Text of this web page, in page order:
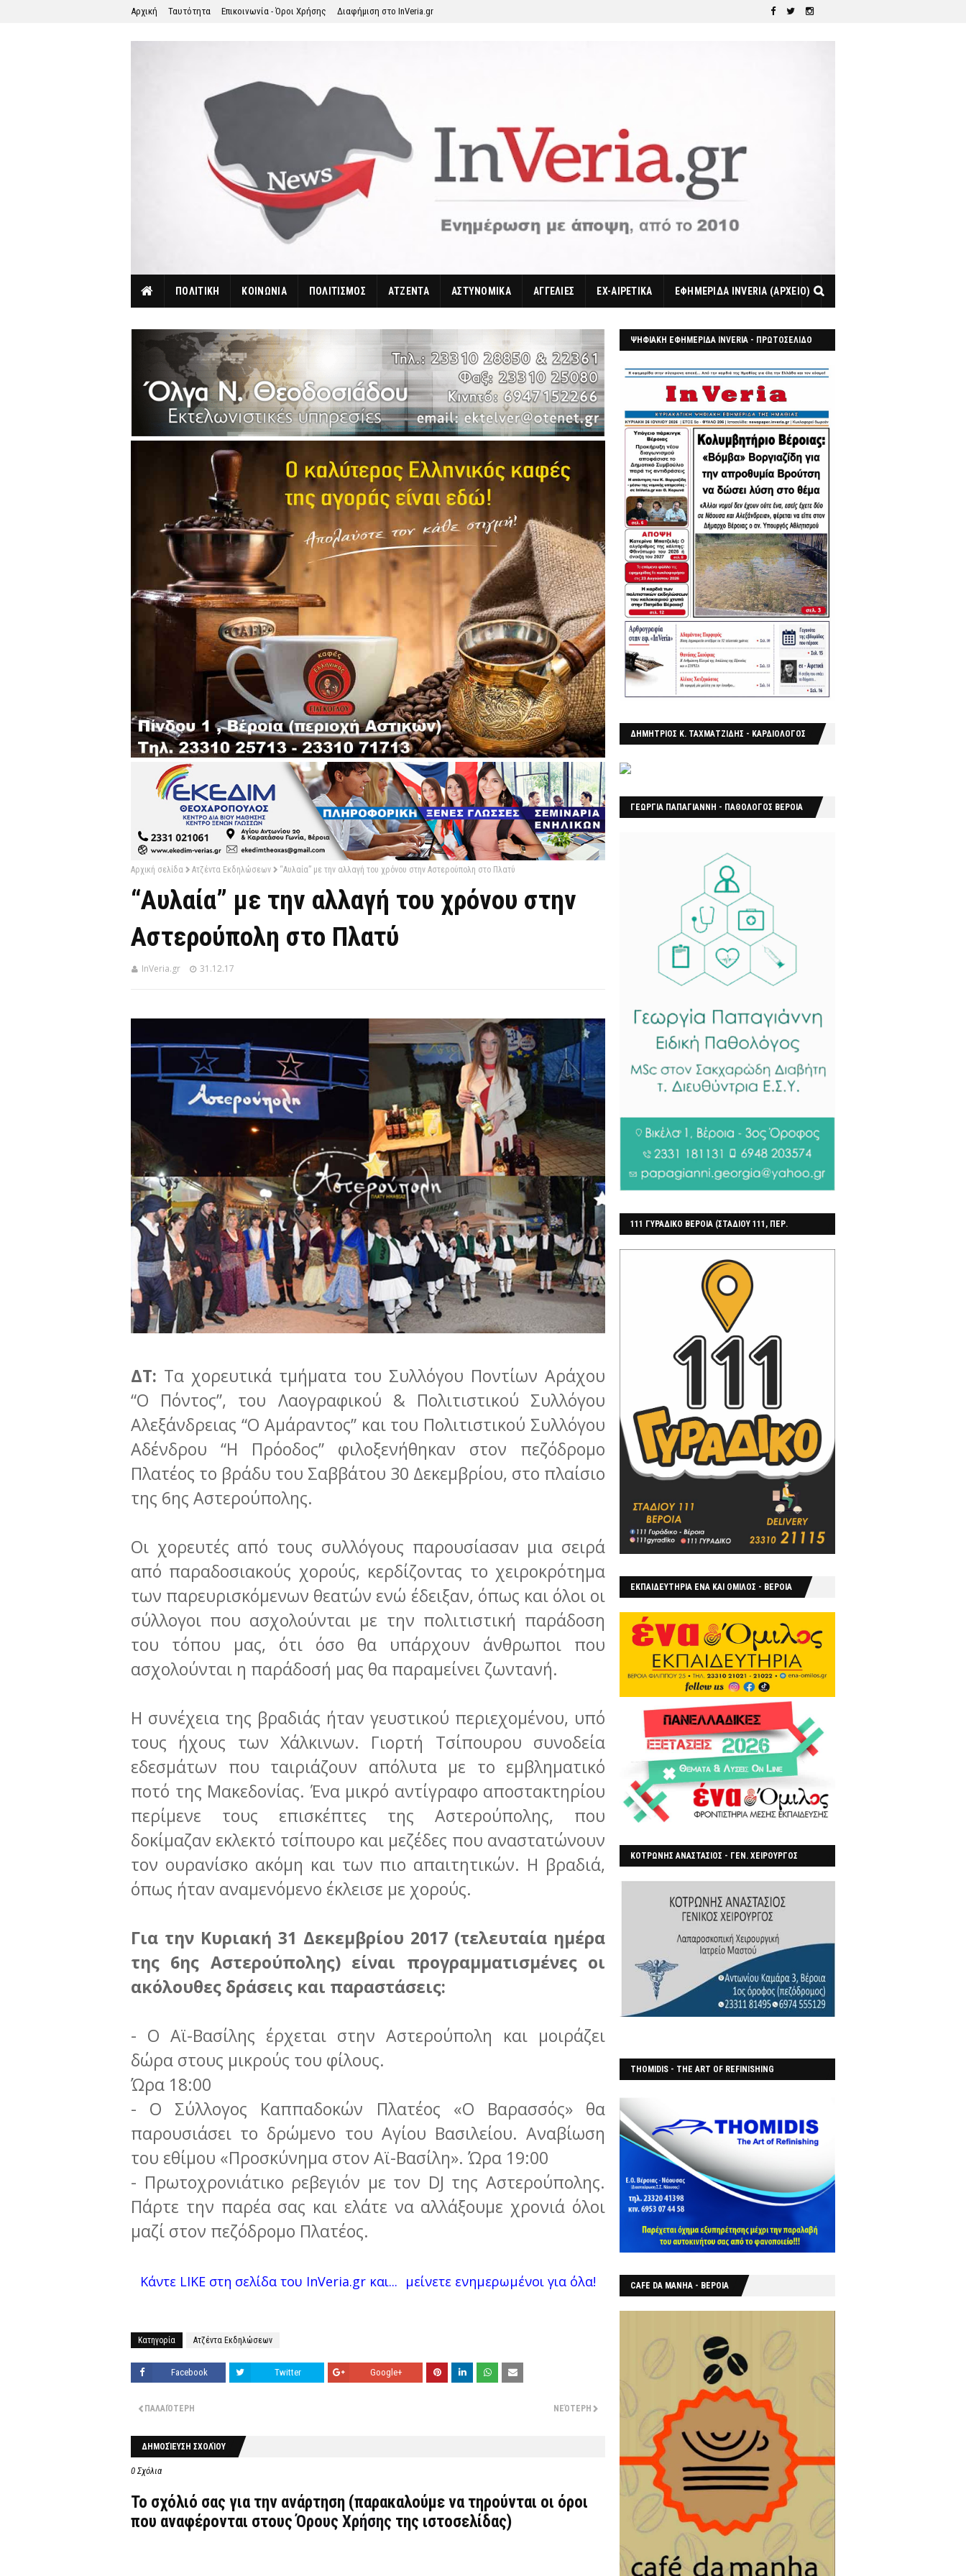
Αρχική Ταυτότητα Επικοινωνία - Όροι Χρήσης Διαφήμιση στο InVeria.gr
ΠΟΛΙΤΙΚΗ ΚΟΙΝΩΝΙΑ ΠΟΛΙΤΙΣΜΟΣ ΑΤΖΕΝΤΑ ΑΣΤΥΝΟΜΙΚΑ ΑΓΓΕΛΙΕΣ EX-ΑΙΡΕΤΙΚΑ ΕΦΗΜΕΡΙΔΑ INVERIA (ΑΡΧΕΙΟ)
Αρχική σελίδα Ατζέντα Εκδηλώσεων “Αυλαία” με την αλλαγή του χρόνου στην Αστερούπολη στο Πλατύ
“Αυλαία” με την αλλαγή του χρόνου στην
Αστερούπολη στο Πλατύ
InVeria.gr 31.12.17
ΔΤ: Τα χορευτικά τμήματα του Συλλόγου Ποντίων Αράχου
“Ο Πόντος”, του Λαογραφικού & Πολιτιστικού Συλλόγου
Αλεξάνδρειας “Ο Αμάραντος” και του Πολιτιστικού Συλλόγου
Αδένδρου “Η Πρόοδος” φιλοξενήθηκαν στον πεζόδρομο
Πλατέος το βράδυ του Σαββάτου 30 Δεκεμβρίου, στο πλαίσιο
της 6ης Αστερούπολης.
Οι χορευτές από τους συλλόγους παρουσίασαν μια σειρά
από παραδοσιακούς χορούς, κερδίζοντας το χειροκρότημα
των παρευρισκόμενων θεατών ενώ έδειξαν, όπως και όλοι οι
σύλλογοι που ασχολούνται με την πολιτιστική παράδοση
του τόπου μας, ότι όσο θα υπάρχουν άνθρωποι που
ασχολούνται η παράδοσή μας θα παραμείνει ζωντανή.
Η συνέχεια της βραδιάς ήταν γευστικού περιεχομένου, υπό
τους ήχους των Χάλκινων. Γιορτή Τσίπουρου συνοδεία
εδεσμάτων που ταιριάζουν απόλυτα με το εμβληματικό
ποτό της Μακεδονίας. Ένα μικρό αντίγραφο αποστακτηρίου
περίμενε τους επισκέπτες της Αστερούπολης, που
δοκίμαζαν εκλεκτό τσίπουρο και μεζέδες που αναστατώνουν
τον ουρανίσκο ακόμη και των πιο απαιτητικών. Η βραδιά,
όπως ήταν αναμενόμενο έκλεισε με χορούς.
Για την Κυριακή 31 Δεκεμβρίου 2017 (τελευταία ημέρα
της 6ης Αστερούπολης) είναι προγραμματισμένες οι
ακόλουθες δράσεις και παραστάσεις:
- Ο Αϊ-Βασίλης έρχεται στην Αστερούπολη και μοιράζει
δώρα στους μικρούς του φίλους.
Ώρα 18:00
- Ο Σύλλογος Καππαδοκών Πλατέος «Ο Βαρασσός» θα
παρουσιάσει το δρώμενο του Αγίου Βασιλείου. Αναβίωση
του εθίμου «Προσκύνημα στον Αϊ-Βασίλη». Ώρα 19:00
- Πρωτοχρονιάτικο ρεβεγιόν με τον DJ της Αστερούπολης.
Πάρτε την παρέα σας και ελάτε να αλλάξουμε χρονιά όλοι
μαζί στον πεζόδρομο Πλατέος.
Κάντε LIKE στη σελίδα του InVeria.gr και... μείνετε ενημερωμένοι για όλα!
Κατηγορία Ατζέντα Εκδηλώσεων
Facebook Twitter Google+
ΝΕΌΤΕΡΗ
ΠΑΛΑΙΌΤΕΡΗ
ΔΗΜΟΣΊΕΥΣΗ ΣΧΟΛΊΟΥ
0 Σχόλια
Το σχόλιό σας για την ανάρτηση (παρακαλούμε να τηρούνται οι όροι
που αναφέρονται στουςΌρους Χρήσης της ιστοσελίδας)
ΨΗΦΙΑΚΗ ΕΦΗΜΕΡΙΔΑ INVERIA - ΠΡΩΤΟΣΕΛΙΔΟ
ΔΗΜΗΤΡΙΟΣ Κ. ΤΑΧΜΑΤΖΙΔΗΣ - ΚΑΡΔΙΟΛΟΓΟΣ
ΓΕΩΡΓΙΑ ΠΑΠΑΓΙΑΝΝΗ - ΠΑΘΟΛΟΓΟΣ ΒΕΡΟΙΑ
111 ΓΥΡΑΔΙΚΟ ΒΕΡΟΙΑ (ΣΤΑΔΙΟΥ 111, ΠΕΡ.
ΕΚΠΑΙΔΕΥΤΗΡΙΑ ΕΝΑ ΚΑΙ ΟΜΙΛΟΣ - ΒΕΡΟΙΑ
ΚΟΤΡΩΝΗΣ ΑΝΑΣΤΑΣΙΟΣ - ΓΕΝ. ΧΕΙΡΟΥΡΓΟΣ
THOMIDIS - THE ART OF REFINISHING
CAFE DA MANHA - ΒΕΡΟΙΑ